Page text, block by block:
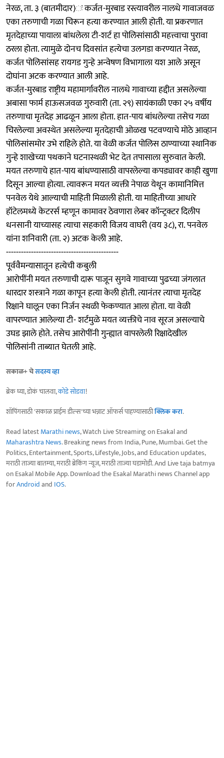
नेरळ, ता. ३ (बातमीदार)ः कर्जत-मुरबाड रस्त्यावरील नालधे गावाजवळ
एका तरुणाची गळा चिरून हत्या करण्यात आली होती. या प्रकरणात
मृतदेहाच्या पायाला बांधलेला टी-शर्ट हा पोलिसांसाठी महत्त्वाचा पुरावा
ठरला होता. त्यामुळे दोनच दिवसांत हत्येचा उलगडा करण्यात नेरळ,
कर्जत पोलिसांसह रायगड गुन्हे अन्वेषण विभागाला यश आले असून
दोघांना अटक करण्यात आली आहे.
कर्जत-मुरबाड राष्ट्रीय महामार्गावरील नालधे गावाच्या हद्दीत असलेल्या
अबासा फार्म हाऊसजवळ गुरुवारी (ता. २९) सायंकाळी एका २५ वर्षीय
तरुणाचा मृतदेह आढळून आला होता. हात-पाय बांधलेल्या तसेच गळा
चिरलेल्या अवस्थेत असलेल्या मृतदेहाची ओळख पटवण्याचे मोठे आव्हान
पोलिसांसमोर उभे राहिले होते. या वेळी कर्जत पोलिस ठाण्याच्या स्थानिक
गुन्हे शाखेच्या पथकाने घटनास्थळी भेट देत तपासाला सुरुवात केली.
मयत तरुणाचे हात-पाय बांधण्यासाठी वापरलेल्या कपड्यावर काही खुणा
दिसून आल्या होत्या. त्यावरून मयत व्यक्ती नेपाळ येथून कामानिमित्त
पनवेल येथे आल्याची माहिती मिळाली होती. या माहितीच्या आधारे
हॉटेलमध्ये केटरर्स म्हणून कामावर ठेवणारा लेबर कॉन्ट्रक्टर दिलीप
धनसानी याच्यासह त्याचा सहकारी विजय वाघरी (वय ३८), रा. पनवेल
यांना शनिवारी (ता. २) अटक केली आहे.
---------------------------------------------
पूर्ववैमन्यासातून हत्येची कबुली
आरोपींनी मयत तरुणाची दारू पाजून सुगवे गावाच्या पुढच्या जंगलात
धारदार शस्त्राने गळा कापून हत्या केली होती. त्यानंतर त्याचा मृतदेह
रिक्षाने घालून एका निर्जन स्थळी फेकण्यात आला होता. या वेळी
वापरण्यात आलेल्या टी- शर्टमुळे मयत व्यक्तीचे नाव सूरज असल्याचे
उघड झाले होते. तसेच आरोपींनी गुन्ह्यात वापरलेली रिक्षादेखील
पोलिसांनी ताब्यात घेतली आहे.
सकाळ+ चेसदस्य व्हा
ब्रेक घ्या, डोकं चालवा,कोडे सोडवा!
शॉपिंगसाठी 'सकाळ प्राईम डील्स'च्या भन्नाट ऑफर्स पाहण्यासाठीक्लिक करा.
Read latestMarathi news, Watch Live Streaming on Esakal and
Maharashtra News. Breaking news from India, Pune, Mumbai. Get the
Politics, Entertainment, Sports, Lifestyle, Jobs, and Education updates,
मराठी ताज्या बातम्या, मराठी ब्रेकिंग न्यूज, मराठी ताज्या घडामोडी. And Live taja batmya
on Esakal Mobile App. Download the Esakal Marathi news Channel app
forAndroidand IOS.